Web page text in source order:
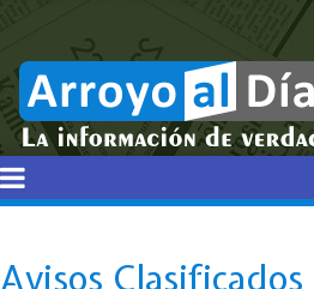
Avisos Clasificados